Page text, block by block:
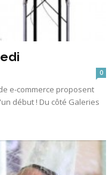
0
e-commerce proposent
début ! Du côté Galeries